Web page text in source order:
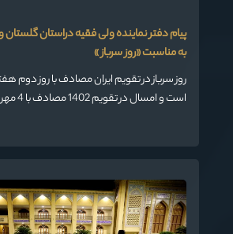
پیام دفتر نماینده ولی فقیه دراستان
به مناسبت «روز سرباز »
روز سرباز در تقویم ایران مصادف با روز
است و امسال در تقویم 1402 مصادف با 4 مهر است.